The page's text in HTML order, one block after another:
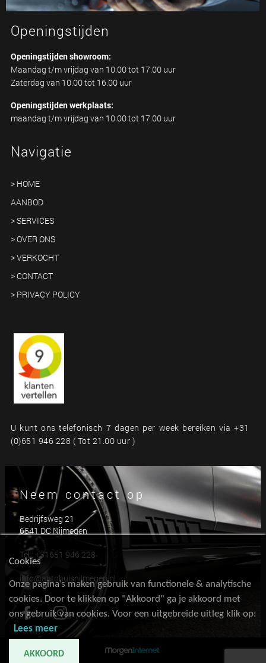
Openingstijden
Openingstijden showroom:
Maandag t/m vrijdag van 10.00 tot 17.00 uur
Zaterdag van 10.00 tot 16.00 uur
Openingstijden werkplaats:
maandag t/m vrijdag van 10.00 tot 17.00 uur
Navigatie
> HOME
AANBOD
> SERVICES
> OVER ONS
> VERKOCHT
> CONTACT
> PRIVACY POLICY
U kunt ons telefonisch 7 dagen per week bereiken via +31
(0)651 946 228 ( Tot 21.00 uur )
Neem contact op
Bedrijfsweg 21
6541 DC Nijmegen
Tel.: +31651 946 228
info@autohuisnijmegen.nl
Cookies
Onze pagina’s maken gebruik van functionele & analytische
cookies. Door te klikken op "Akkoord" ga je akkoord met
ons gebruik van cookies. Voor een uitgebreide uitleg klik op:
Lees meer
AKKOORD